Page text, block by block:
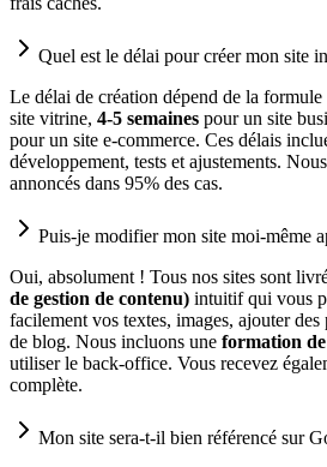
Quel est le délai pour créer mon site
Le délai de création dépend de la formule
site vitrine, 4-5 semaines pour un site
pour un site e-commerce. Ces délais
développement, tests et ajustements.
annoncés dans 95% des cas.
Puis-je modifier mon site moi-même
Oui, absolument ! Tous nos sites sont
de gestion de contenu) intuitif qui vous
facilement vos textes, images, ajouter
de blog. Nous incluons une formation
utiliser le back-office. Vous recevez
complète.
Mon site sera-t-il bien référencé sur